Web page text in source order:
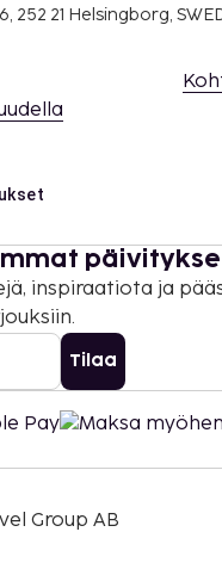
252 21 Helsingborg,
inspiraatiota ja
Tilaa
Group AB